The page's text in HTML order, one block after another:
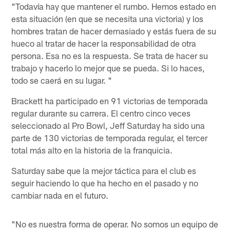
"Todavía hay que mantener el rumbo. Hemos estado en
esta situación (en que se necesita una victoria) y los
hombres tratan de hacer demasiado y estás fuera de su
hueco al tratar de hacer la responsabilidad de otra
persona. Esa no es la respuesta. Se trata de hacer su
trabajo y hacerlo lo mejor que se pueda. Si lo haces,
todo se caerá en su lugar. "
Brackett ha participado en 91 victorias de temporada
regular durante su carrera. El centro cinco veces
seleccionado al Pro Bowl, Jeff Saturday ha sido una
parte de 130 victorias de temporada regular, el tercer
total más alto en la historia de la franquicia.
Saturday sabe que la mejor táctica para el club es
seguir haciendo lo que ha hecho en el pasado y no
cambiar nada en el futuro.
"No es nuestra forma de operar. No somos un equipo de